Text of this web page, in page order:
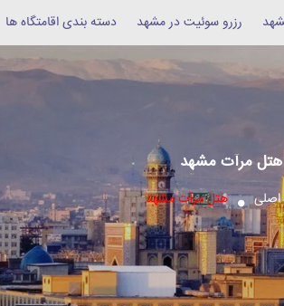
رزرو سوئیت در مشهد دسته بندی اقامتگاه ها
هتل مرآت مشهد
هتل مرآت مشهد